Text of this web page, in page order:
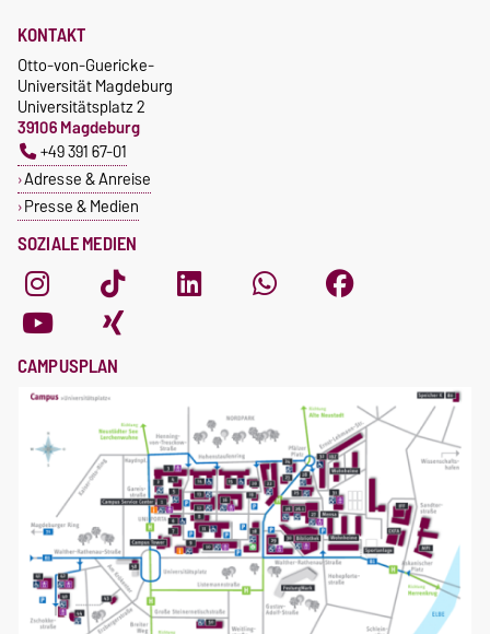
SOZIALE MEDIEN
KONTAKT
Otto-von-Guericke-
Universität Magdeburg
Universitätsplatz 2
39106 Magdeburg
+49 391 67-01
Adresse & Anreise
Presse & Medien
CAMPUSPLAN